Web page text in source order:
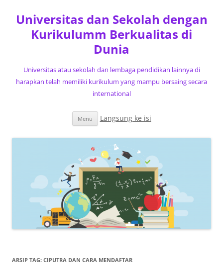
Universitas dan Sekolah dengan
Kurikulumm Berkualitas di
Dunia
Universitas atau sekolah dan lembaga pendidikan lainnya di
harapkan telah memiliki kurikulum yang mampu bersaing secara
international
Menu Langsung ke isi
ARSIP TAG: CIPUTRA DAN CARA MENDAFTAR